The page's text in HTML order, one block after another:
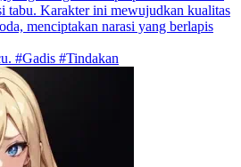
tabu. Karakter ini mewujudkan kualitas
menciptakan narasi yang berlapis
#Gadis #Tindakan